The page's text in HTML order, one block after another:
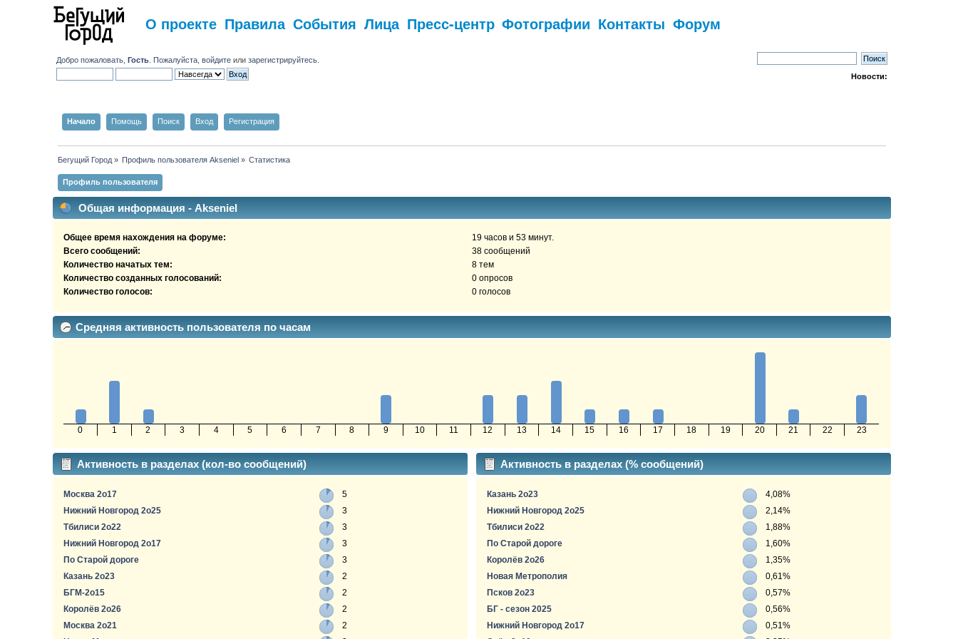
О проекте Правила События Лица Пресс-центр Фотографии Контакты Форум
Добро пожаловать,Гость . Пожалуйста,войдите илизарегистрируйтесь
Новости:
Начало Помощь Поиск Вход Регистрация
Бегущий Город» Профиль пользователя Akseniel» Статистика
Профиль пользователя
Общая информация - Akseniel
Общее время нахождения на форуме:
19 часов и 53 минут.
Всего сообщений:
38 сообщений
Количество начатых тем:
8 тем
Количество созданных голосований:
0 опросов
Количество голосов:
0 голосов
Средняя активность пользователя по часам
0 1 2 3 4 5 6 7 8 9 10 11 12 13 14 15 16 17 18 19 20 21 22 23
Активность в разделах (кол-во сообщений)
Москва 2о17
5
Нижний Новгород 2о25
3
Тбилиси 2о22
3
Нижний Новгород 2о17
3
По Старой дороге
3
Казань 2о23
2
БГМ-2о15
2
Королёв 2о26
2
Москва 2о21
2
Активность в разделах (% сообщений)
Казань 2о23
4,08%
Нижний Новгород 2о25
2,14%
Тбилиси 2о22
1,88%
По Старой дороге
1,60%
Королёв 2о26
1,35%
Новая Метрополия
0,61%
Псков 2о23
0,57%
БГ - сезон 2025
0,56%
Нижний Новгород 2о17
0,51%